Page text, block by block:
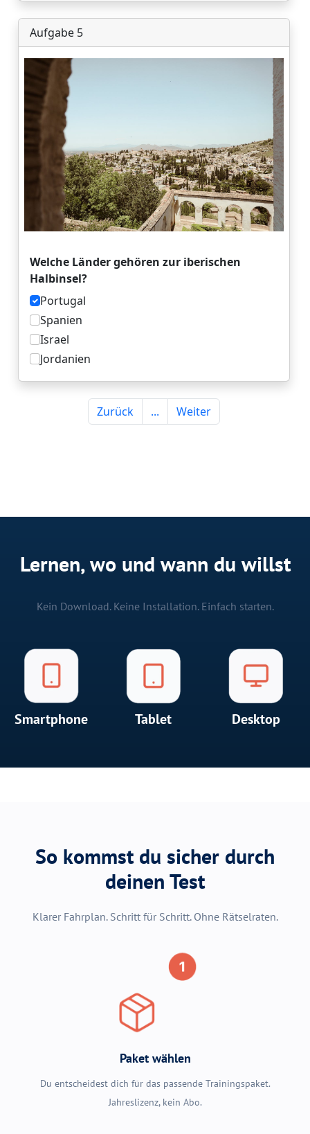
Lernen, wo und wann du willst
Kein Download. Keine Installation. Einfach starten.
Smartphone Tablet Desktop
So kommst du sicher durch
deinen Test
Klarer Fahrplan. Schritt für Schritt. Ohne Rätselraten.
Paket wählen
Du entscheidest dich für das passende Trainingspaket.
Jahreslizenz, kein Abo.